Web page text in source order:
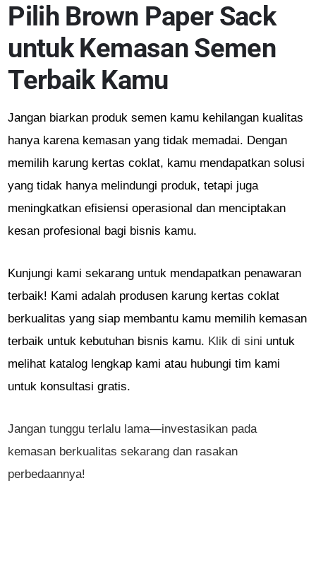
Pilih Brown Paper Sack
untuk Kemasan Semen
Terbaik Kamu
Jangan biarkan produk semen kamu kehilangan kualitas
hanya karena kemasan yang tidak memadai. Dengan
memilih karung kertas coklat, kamu mendapatkan solusi
yang tidak hanya melindungi produk, tetapi juga
meningkatkan efisiensi operasional dan menciptakan
kesan profesional bagi bisnis kamu.
Kunjungi kami sekarang untuk mendapatkan penawaran
terbaik! Kami adalah produsen karung kertas coklat
berkualitas yang siap membantu kamu memilih kemasan
terbaik untuk kebutuhan bisnis kamu. Klik di sini untuk
melihat katalog lengkap kami atau hubungi tim kami
untuk konsultasi gratis.
Jangan tunggu terlalu lama—investasikan pada
kemasan berkualitas sekarang dan rasakan
perbedaannya!